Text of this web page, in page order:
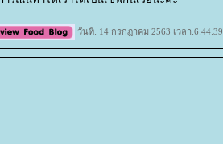
วันที่: 14 กรกฎาคม 2563 เวลา